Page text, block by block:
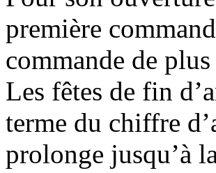
première
commande de
Les fêtes de fin
terme du chiffre
prolonge jusqu’à